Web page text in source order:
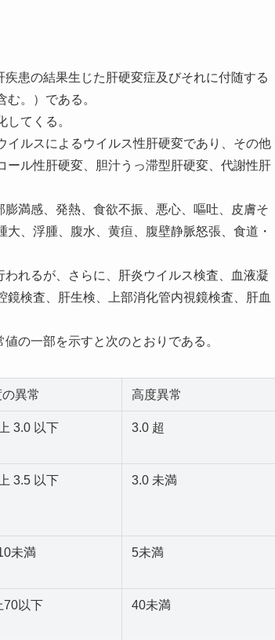
患の結果生じた肝硬変症及びそれに付随する
。）である。
てくる。
イルスによるウイルス性肝硬変であり、その他
ール性肝硬変、胆汁うっ滞型肝硬変、代謝性肝
満感、発熱、食欲不振、悪心、嘔吐、皮膚そ
、浮腫、腹水、黄疸、腹壁静脈怒張、食道・
れるが、さらに、肝炎ウイルス検査、血液凝
検査、肝生検、上部消化管内視鏡検査、肝血
の一部を示すと次のとおりである。
異常 高度異常
3.0 以下 3.0 超
3.5 以下 3.0 未満
未満 5未満
70以下 40未満